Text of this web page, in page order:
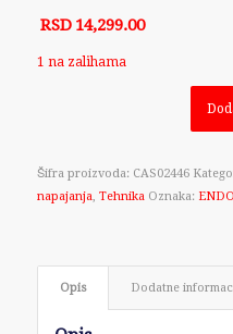
RSD 14,299.00
1 na zalihama
Šifra proizvoda: CAS02446
napajanja Tehnika Oznaka:
Opis Dodatne